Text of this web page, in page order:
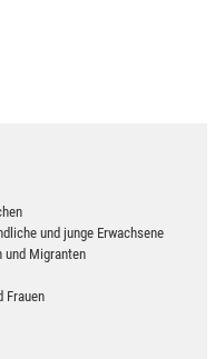
und junge Erwachsene
und Migranten
Frauen